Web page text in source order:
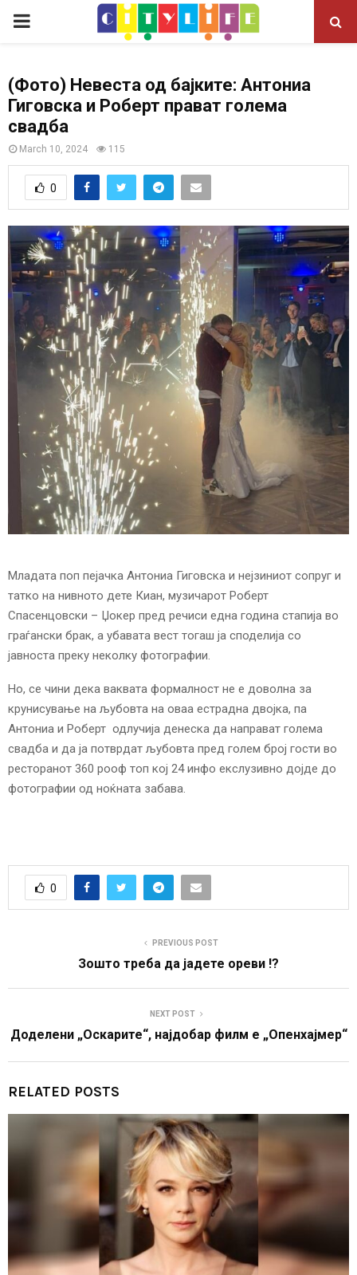
P
I
M
A
R
Y
M
E
N
U
(Фото) Невеста од бајките: Антониа
Гиговска и Роберт прават голема
свадба
March 10, 2024 115
0
Младата поп пејачка Антониа Гиговска и нејзиниот сопруг и
татко на нивното дете Киан, музичарот Роберт
Спасенцовски – Џокер пред речиси една година стапија во
граѓански брак, а убавата вест тогаш ја споделија со
јавноста преку неколку фотографии.
Но, се чини дека ваквата формалност не е доволна за
крунисување на љубовта на оваа естрадна двојка, па
Антониа и Роберт одлучија денеска да направат голема
свадба и да ја потврдат љубовта пред голем број гости во
ресторанот 360 рооф топ кој 24 инфо екслузивно дојде до
фотографии од ноќната забава.
0
PREVIOUS POST
Зошто треба да јадете ореви !?
NEXT POST
Доделени „Оскарите“, најдобaр филм е „Опенхајмер“
RELATED POSTS